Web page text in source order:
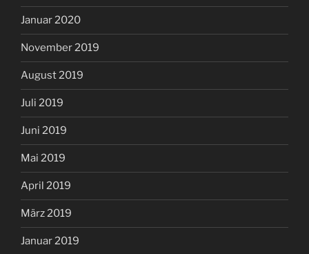
Januar 2020
November 2019
August 2019
Juli 2019
Juni 2019
Mai 2019
April 2019
März 2019
Januar 2019